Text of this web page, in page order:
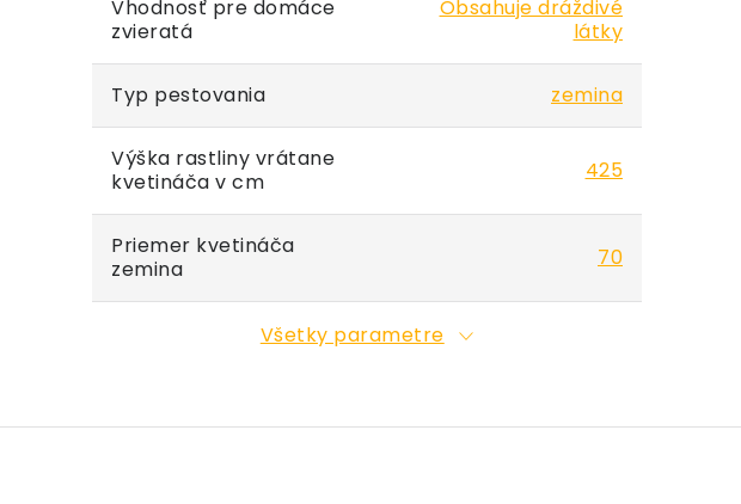
Vhodnosť pre domáce
zvieratá
Obsahuje dráždivé
látky
Typ pestovania zemina
Výška rastliny vrátane
kvetináča v cm
425
Priemer kvetináča
zemina
70
Všetky parametre